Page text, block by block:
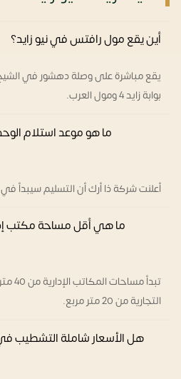
أين يقع مول رافتس في نيو زايد؟
يقع مباشرة على وصلة دهشور في الشيخ
بوابة زايد 4 ومول العرب.
ما هو موعد استلام
أعلنت شركة ذا أرك أن التسليم سيبدأ في عام
تبدأ
التجارية من 20 متر مربع.
هل الأسعار شاملة التشطيب